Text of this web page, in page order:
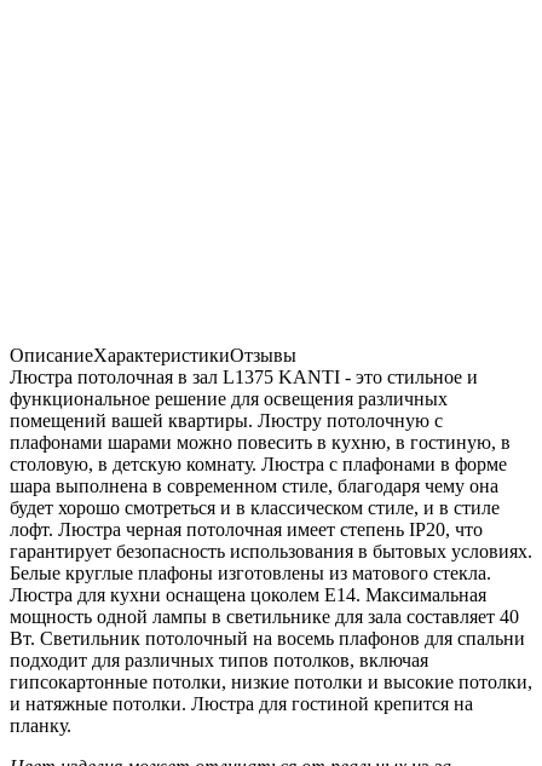
ОписаниеХарактеристикиОтзывы
Люстра потолочная в зал L1375 KANTI - это стильное и
функциональное решение для освещения различных
помещений вашей квартиры. Люстру потолочную с
плафонами шарами можно повесить в кухню, в гостиную, в
столовую, в детскую комнату. Люстра с плафонами в форме
шара выполнена в современном стиле, благодаря чему она
будет хорошо смотреться и в классическом стиле, и в стиле
лофт. Люстра черная потолочная имеет степень IP20, что
гарантирует безопасность использования в бытовых условиях.
Белые круглые плафоны изготовлены из матового стекла.
Люстра для кухни оснащена цоколем Е14. Максимальная
мощность одной лампы в светильнике для зала составляет 40
Вт. Светильник потолочный на восемь плафонов для спальни
подходит для различных типов потолков, включая
гипсокартонные потолки, низкие потолки и высокие потолки,
и натяжные потолки. Люстра для гостиной крепится на
планку.